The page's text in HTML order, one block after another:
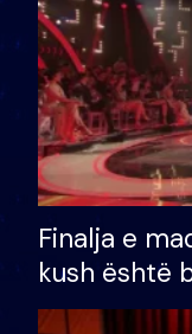
Finalja e
kush është
shtëpinë